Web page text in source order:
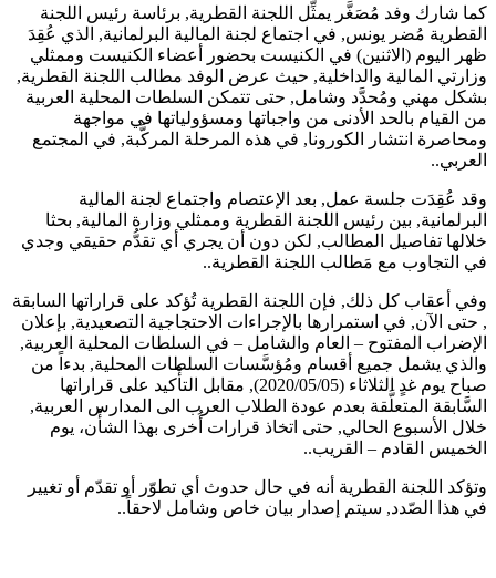
كما شارك وفد مُصَغَّر يمثِّل اللجنة القطرية, برئاسة رئيس اللجنة
القطرية مُضر يونس, في اجتماع لجنة المالية البرلمانية, الذي عُقِدَ
ظهر اليوم (الاثنين) في الكنيست بحضور أعضاء الكنيست وممثلي
وزارتي المالية والداخلية, حيث عرض الوفد مطالب اللجنة القطرية,
بشكل مهني ومُحدَّد وشامل, حتى تتمكن السلطات المحلية العربية
من القيام بالحد الأدنى من واجباتها ومسؤولياتها في مواجهة
ومحاصرة انتشار الكورونا, في هذه المرحلة المركَّبة, في المجتمع
العربي..
وقد عُقِدَت جلسة عمل, بعد الإعتصام واجتماع لجنة المالية
البرلمانية, بين رئيس اللجنة القطرية وممثلي وزارة المالية, بحثا
خلالها تفاصيل المطالب, لكن دون أن يجري أي تقدُّم حقيقي وجدي
في التجاوب مع مَطالب اللجنة القطرية..
وفي أعقاب كل ذلك, فإن اللجنة القطرية تُؤكد على قراراتها السابقة
, حتى الآن, في استمرارها بالإجراءات الاحتجاجية التصعيدية, بإعلان
الإضراب المفتوح – العام والشامل – في السلطات المحلية العربية,
والذي يشمل جميع أقسام ومُؤسَّسات السلطات المحلية, بدءاً من
صباح يوم غدٍ الثلاثاء (2020/05/05), مقابل التأْكيد على قراراتها
السَّابقة المتعلَّقة بعدم عودة الطلاب العرب الى المدارس العربية,
خلال الأسبوع الحالي, حتى اتخاذ قرارات أُخرى بهذا الشأْن، يوم
الخميس القادم – القريب..
وتؤكد اللجنة القطرية أنه في حال حدوث أي تطوّر أو تقدّم أو تغيير
في هذا الصّدد, سيتم إصدار بيان خاص وشامل لاحقاً..